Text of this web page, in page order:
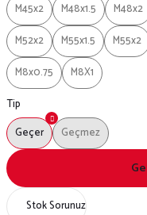
M45x2
M48x1.5 M48x2
M52x2
M55x1.5 M55x2
M8x0.75
M8X1
Tip
Geçer
Geçmez
Stok Sorunuz